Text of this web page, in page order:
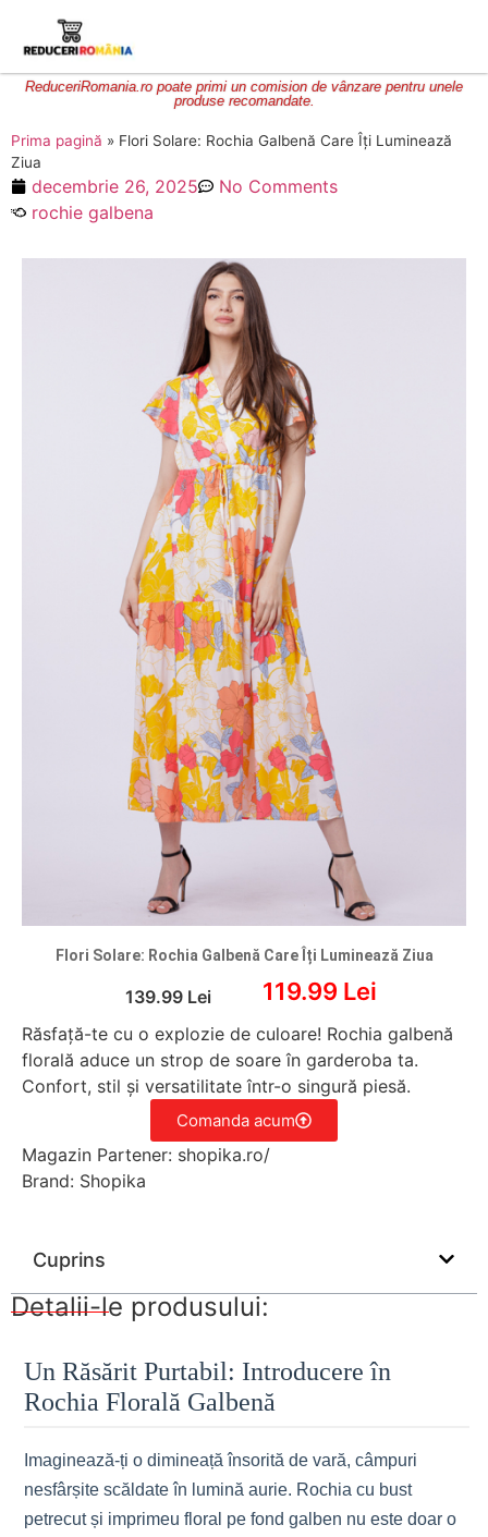
ReduceriRomania.ro poate primi un comision de vânzare pentru unele
produse recomandate.
Prima pagină » Flori Solare: Rochia Galbenă Care Îți Luminează
Ziua
decembrie 26, 2025
No Comments
rochie galbena
Flori Solare: Rochia Galbenă Care Îți Luminează Ziua
139.99 Lei 119.99 Lei
Răsfață-te cu o explozie de culoare! Rochia galbenă
florală aduce un strop de soare în garderoba ta.
Confort, stil și versatilitate într-o singură piesă.
Comanda acum
Magazin Partener: shopika.ro/
Brand: Shopika
Cuprins
Detalii-le produsului:
Un Răsărit Purtabil: Introducere în
Rochia Florală Galbenă
Imaginează-ți o dimineață însorită de vară, câmpuri
nesfârșite scăldate în lumină aurie. Rochia cu bust
petrecut și imprimeu floral pe fond galben nu este doar o